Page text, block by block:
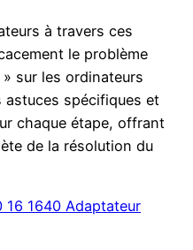
à travers ces
le problème
sur les ordinateurs
spécifiques et
chaque étape, offrant
de la résolution du
16 1640 Adaptateur